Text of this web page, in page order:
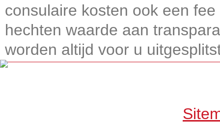
consulaire kosten ook een
hechten waarde aan
worden altijd voor u